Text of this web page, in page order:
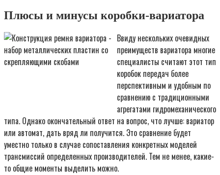
Плюсы и минусы коробки-вариатора
Ввиду нескольких очевидных
преимуществ вариатора многие
специалисты считают этот тип
коробок передач более
перспективным и удобным по
сравнению с традиционными
агрегатами гидромеханического
типа. Однако окончательный ответ на вопрос, что лучше: вариатор
или автомат, дать вряд ли получится. Это сравнение будет
уместно только в случае сопоставления конкретных моделей
трансмиссий определенных производителей. Тем не менее, какие-
то общие моменты выделить можно.